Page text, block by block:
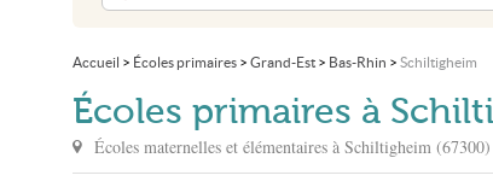
Accueil > Écoles primaires > Grand-Est > Bas-Rhin > Schiltigheim
Écoles primaires à
Écoles maternelles et élémentaires à Schiltigheim